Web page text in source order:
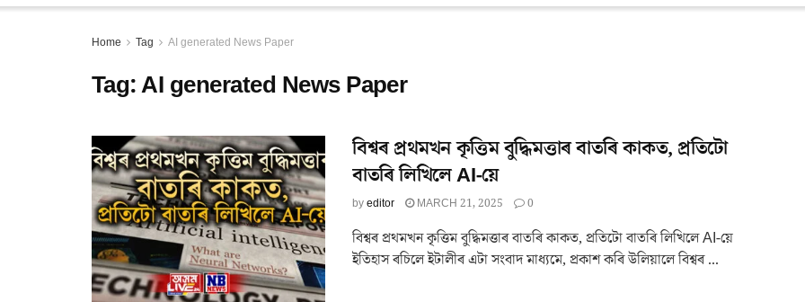
Home Tag AI generated News Paper
Tag:AI generated News Paper
বিশ্বৰ প্ৰথমখন কৃত্তিম বুদ্ধিমত্তাৰ বাতৰি কাকত, প্ৰতিটো
বাতৰি লিখিলে AI-য়ে
byeditor MARCH 21, 2025 0
বিশ্বৰ প্ৰথমখন কৃত্তিম বুদ্ধিমত্তাৰ বাতৰি কাকত, প্ৰতিটো বাতৰি লিখিলে AI-য়ে
ইতিহাস ৰচিলে ইটালীৰ এটা সংবাদ মাধ্যমে, প্ৰকাশ কৰি উলিয়ালে বিশ্বৰ ...